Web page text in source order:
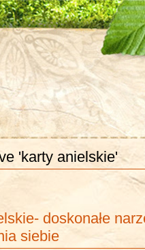
'karty anielskie'
doskonałe
siebie